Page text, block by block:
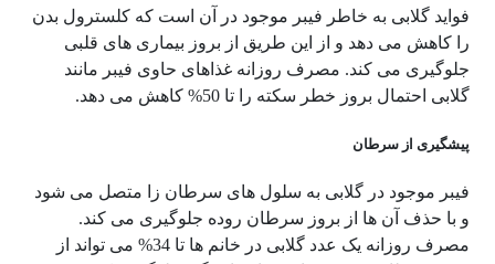
فواید گلابی به خاطر فیبر موجود در آن است که کلسترول بدن
را کاهش می دهد و از این طریق از بروز بیماری های قلبی
جلوگیری می کند. مصرف روزانه غذاهای حاوی فیبر مانند
گلابی احتمال بروز خطر سکته را تا 50% کاهش می دهد.
پیشگیری از سرطان
فیبر موجود در گلابی به سلول های سرطان زا متصل می شود
و با حذف آن ها از بروز سرطان روده جلوگیری می کند.
مصرف روزانه یک عدد گلابی در خانم ها تا 34% می تواند از